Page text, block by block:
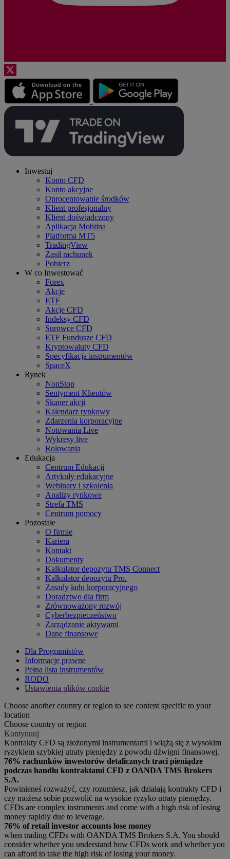
Inwestuj
Konto CFD
Konto akcyjne
Oprocentowanie środków
Klient profesjonalny
Klient doświadczony
Aplikacja Mobilna
Platforma MT5
TradingView
Zasil rachunek
Pobierz
W co Inwestować
Forex
Akcje
ETF
Akcje CFD
Indeksy CFD
Surowce CFD
ETF Fundusze CFD
Kryptowaluty CFD
Specyfikacja instrumentów
SpaceX
Rynek
NonStop
Sentyment Klientów
Skaner akcji
Kalendarz rynkowy
Zdarzenia korporacyjne
Notowania Live
Wykresy live
Rolowania
Edukacja
Centrum Edukacji
Artykuły edukacyjne
Webinary i szkolenia
Analizy rynkowe
Strefa TMS
Centrum pomocy
Pozostałe
O firmie
Kariera
Kontakt
Dokumenty
Kalkulator depozytu TMS Connect
Kalkulator depozytu Pro.
Zasady ładu korporacyjnego
Doradztwo dla firm
Zrównoważony rozwój
Cyberbezpieczeństwo
Zarządzanie aktywami
Dane finansowe
Dla Programistów
Informacje prawne
Pełna lista instrumentów
RODO
Ustawienia plików cookie
Choose another country or region to see content specific to your
location
Choose country or region
Kontynuuj
Kontrakty CFD są złożonymi instrumentami i wiążą się z wysokim
ryzykiem szybkiej utraty pieniędzy z powodu dźwigni finansowej.
76% rachunków inwestorów detalicznych traci pieniądze
podczas handlu kontraktami CFD z OANDA TMS Brokers
S.A.
Powinieneś rozważyć, czy rozumiesz, jak działają kontrakty CFD i
czy możesz sobie pozwolić na wysokie ryzyko utraty pieniędzy.
CFDs are complex instruments and come with a high risk of losing
money rapidly due to leverage.
76% of retail investor accounts lose money
when trading CFDs with OANDA TMS Brokers S.A. You should
consider whether you understand how CFDs work and whether you
can afford to take the high risk of losing your money.